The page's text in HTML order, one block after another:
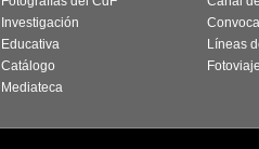
Investigación
Educativa
Catálogo
Mediateca
Líneas